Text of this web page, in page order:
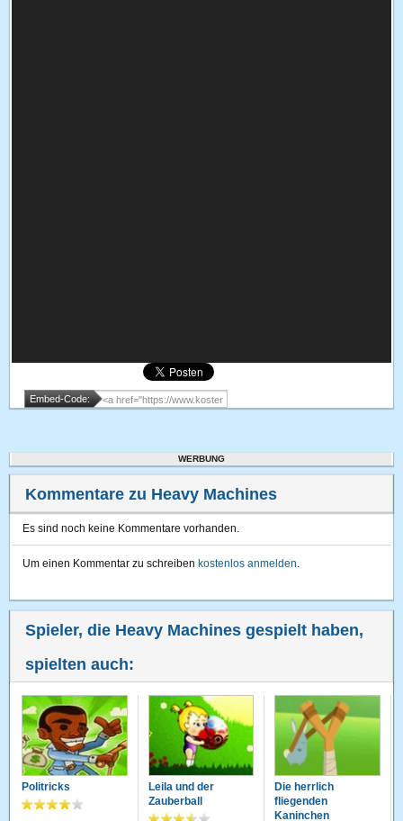
Embed-Code:
WERBUNG
Kommentare zu Heavy Machines
Es sind noch keine Kommentare vorhanden.
Um einen Kommentar zu schreiben kostenlos anmelden.
Spieler, die Heavy Machines gespielt haben,
spielten auch:
Politricks
Leila und der
Zauberball
Die herrlich
fliegenden
Kaninchen